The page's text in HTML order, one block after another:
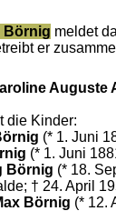
Börnig meldet
er
Auguste
die Kinder:
(* 1. Juni
(* 1. Juni
Börnig (* 18.
† 24. April
Börnig (* 12.